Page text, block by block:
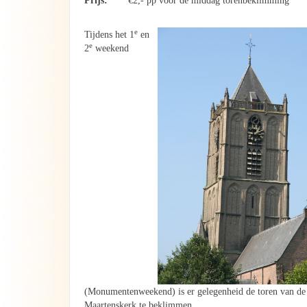
Tijdens het 1e en
2e weekend
(Monumentenweekend) is er gelegenheid de toren van